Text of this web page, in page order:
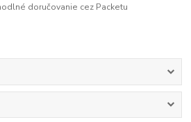
doručovanie cez Packetu